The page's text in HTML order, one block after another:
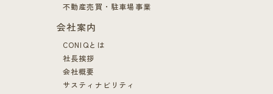
不動産売買・駐車場事業
会社案内
CONIQとは
社長挨拶
会社概要
サスティナビリティ